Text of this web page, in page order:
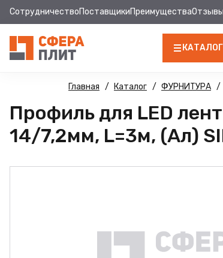
СотрудничествоПоставщикиПреимуществаОтзывы
КАТАЛОГ
ЛДСП
КРОМКА
МДФ
МДФ
ДВПО
Главная Каталог ФУРНИТУРА
Профиль для LED
14/7,2мм, L=3м, (Ал)